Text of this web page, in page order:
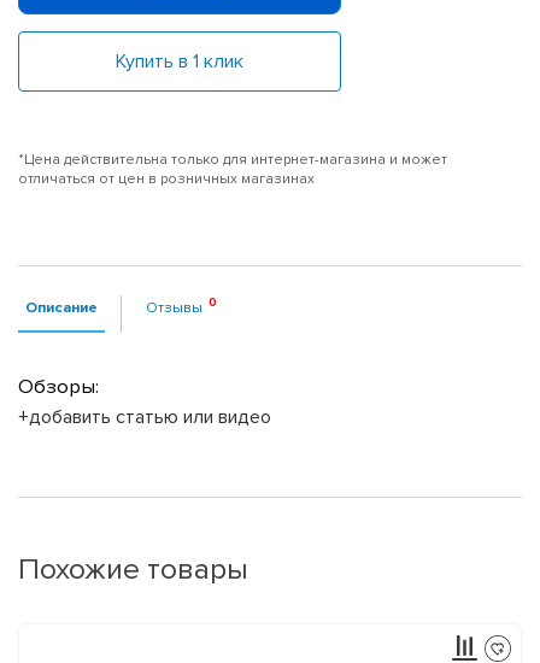
Купить в 1 клик
*Цена действительна только для интернет-магазина и может
отличаться от цен в розничных магазинах
Описание Отзывы
Обзоры:
+добавить статью или видео
Похожие товары